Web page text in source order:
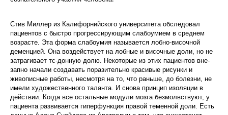
Стив Мил­лер из Калифорнийского университета обследовал
пациентов с быстро прогрессирующим слабоумием в среднем
возрасте. Эта форма слабоумия называ­ется лобно-височной
деменцией. Она воздействует на лобные и височные доли, но не
затрагивает тс-донную долю. Некоторые из этих пациентов вне­
запно начали создавать поразительно красивые рисунки и
живописные работы, несмотря на то, что рань­ше, до болезни, не
имели художественного таланта. И снова принцип изоляции в
действии. Когда все остальные модули мозга безмолвствуют, у
пациента развивается гиперфункция правой теменной доли. Есть